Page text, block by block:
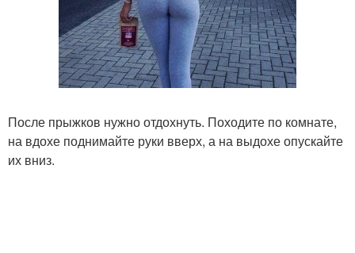
После прыжков нужно отдохнуть. Походите по комнате,
на вдохе поднимайте руки вверх, а на выдохе опускайте
их вниз.